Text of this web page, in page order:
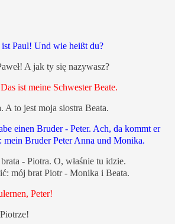
Paul! Und wie heißt du?
A jak ty się nazywasz?
ist meine Schwester Beate.
to jest moja siostra Beata.
einen Bruder - Peter. Ach, da kommt er
mein Bruder Peter Anna und Monika.
- Piotra. O, właśnie tu idzie.
mój brat Piotr - Monika i Beata.
Peter!